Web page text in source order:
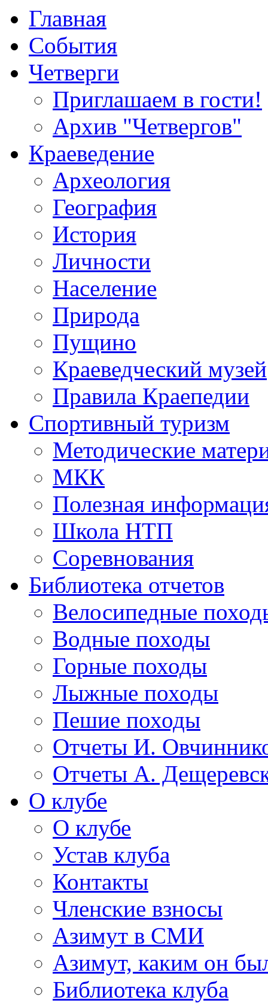
Главная
События
Четверги
Приглашаем в гости!
Архив "Четвергов"
Краеведение
Археология
География
История
Личности
Население
Природа
Пущино
Краеведческий музей
Правила Краепедии
Спортивный туризм
Методические
МКК
Полезная
Школа НТП
Соревнования
Библиотека отчетов
Велосипедные
Водные походы
Горные походы
Лыжные походы
Пешие походы
Отчеты И.
Отчеты А.
О клубе
О клубе
Устав клуба
Контакты
Членские взносы
Азимут в СМИ
Азимут, каким он
Библиотека клуба